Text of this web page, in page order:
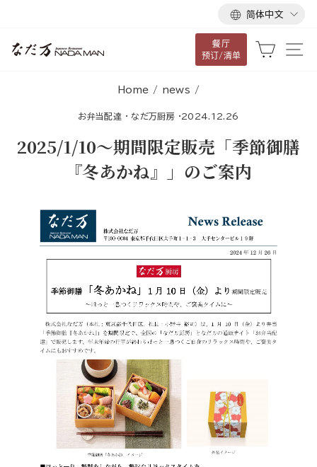
语
言
简体中文
餐厅
预订/清单
大车
Home / news /
お弁当配達 ·なだ万厨房 ·2024.12.26
2025/1/10～期間限定販売「季節御膳
『冬あかね』」のご案内